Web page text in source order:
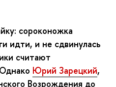
сороконожка
идти, и не сдвинулась
считают
Юрий Зарецкий,
Возрождения до